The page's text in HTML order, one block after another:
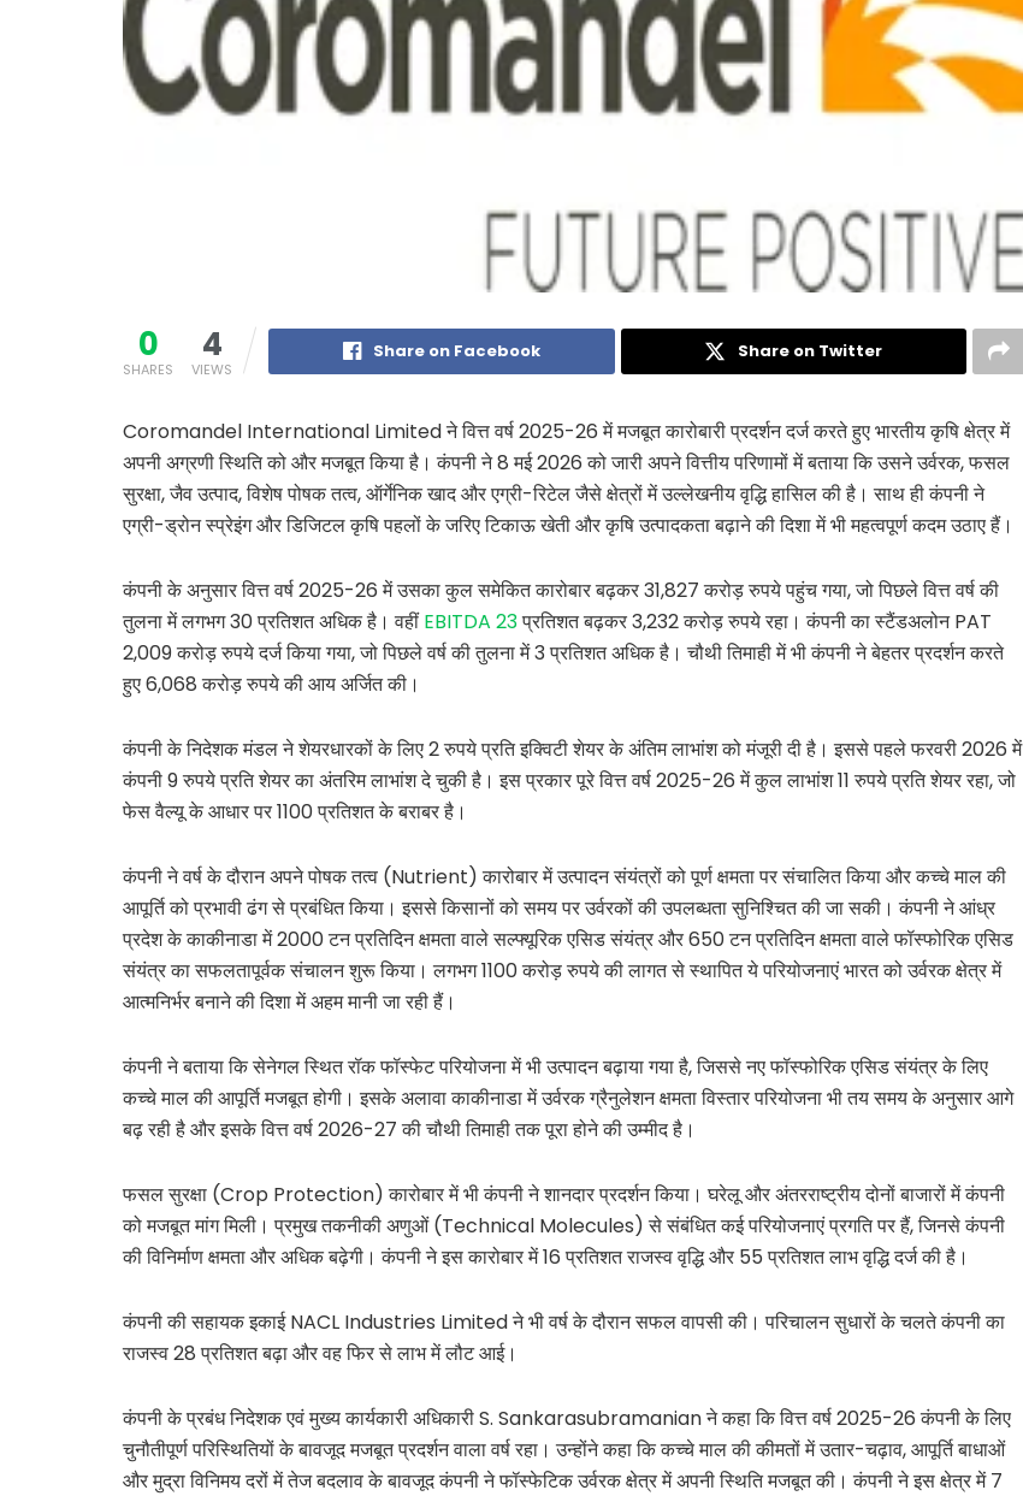
0
SHARES
4
VIEWS
Share on Facebook Share on Twitter
Coromandel International Limited ने वित्त वर्ष 2025-26 में मजबूत कारोबारी प्रदर्शन दर्ज करते हुए भारतीय कृषि क्षेत्र में
अपनी अग्रणी स्थिति को और मजबूत किया है। कंपनी ने 8 मई 2026 को जारी अपने वित्तीय परिणामों में बताया कि उसने उर्वरक, फसल
सुरक्षा, जैव उत्पाद, विशेष पोषक तत्व, ऑर्गेनिक खाद और एग्री-रिटेल जैसे क्षेत्रों में उल्लेखनीय वृद्धि हासिल की है। साथ ही कंपनी ने
एग्री-ड्रोन स्प्रेइंग और डिजिटल कृषि पहलों के जरिए टिकाऊ खेती और कृषि उत्पादकता बढ़ाने की दिशा में भी महत्वपूर्ण कदम उठाए हैं।
कंपनी के अनुसार वित्त वर्ष 2025-26 में उसका कुल समेकित कारोबार बढ़कर 31,827 करोड़ रुपये पहुंच गया, जो पिछले वित्त वर्ष की
तुलना में लगभग 30 प्रतिशत अधिक है। वहींEBITDA 23प्रतिशत बढ़कर 3,232 करोड़ रुपये रहा। कंपनी का स्टैंडअलोन PAT
2,009 करोड़ रुपये दर्ज किया गया, जो पिछले वर्ष की तुलना में 3 प्रतिशत अधिक है। चौथी तिमाही में भी कंपनी ने बेहतर प्रदर्शन करते
हुए 6,068 करोड़ रुपये की आय अर्जित की।
कंपनी के निदेशक मंडल ने शेयरधारकों के लिए 2 रुपये प्रति इक्विटी शेयर के अंतिम लाभांश को मंजूरी दी है। इससे पहले फरवरी 2026 में
कंपनी 9 रुपये प्रति शेयर का अंतरिम लाभांश दे चुकी है। इस प्रकार पूरे वित्त वर्ष 2025-26 में कुल लाभांश 11 रुपये प्रति शेयर रहा, जो
फेस वैल्यू के आधार पर 1100 प्रतिशत के बराबर है।
कंपनी ने वर्ष के दौरान अपने पोषक तत्व (Nutrient) कारोबार में उत्पादन संयंत्रों को पूर्ण क्षमता पर संचालित किया और कच्चे माल की
आपूर्ति को प्रभावी ढंग से प्रबंधित किया। इससे किसानों को समय पर उर्वरकों की उपलब्धता सुनिश्चित की जा सकी। कंपनी ने आंध्र
प्रदेश के काकीनाडा में 2000 टन प्रतिदिन क्षमता वाले सल्फ्यूरिक एसिड संयंत्र और 650 टन प्रतिदिन क्षमता वाले फॉस्फोरिक एसिड
संयंत्र का सफलतापूर्वक संचालन शुरू किया। लगभग 1100 करोड़ रुपये की लागत से स्थापित ये परियोजनाएं भारत को उर्वरक क्षेत्र में
आत्मनिर्भर बनाने की दिशा में अहम मानी जा रही हैं।
कंपनी ने बताया कि सेनेगल स्थित रॉक फॉस्फेट परियोजना में भी उत्पादन बढ़ाया गया है, जिससे नए फॉस्फोरिक एसिड संयंत्र के लिए
कच्चे माल की आपूर्ति मजबूत होगी। इसके अलावा काकीनाडा में उर्वरक ग्रैनुलेशन क्षमता विस्तार परियोजना भी तय समय के अनुसार आगे
बढ़ रही है और इसके वित्त वर्ष 2026-27 की चौथी तिमाही तक पूरा होने की उम्मीद है।
फसल सुरक्षा (Crop Protection) कारोबार में भी कंपनी ने शानदार प्रदर्शन किया। घरेलू और अंतरराष्ट्रीय दोनों बाजारों में कंपनी
को मजबूत मांग मिली। प्रमुख तकनीकी अणुओं (Technical Molecules) से संबंधित कई परियोजनाएं प्रगति पर हैं, जिनसे कंपनी
की विनिर्माण क्षमता और अधिक बढ़ेगी। कंपनी ने इस कारोबार में 16 प्रतिशत राजस्व वृद्धि और 55 प्रतिशत लाभ वृद्धि दर्ज की है।
कंपनी की सहायक इकाई NACL Industries Limited ने भी वर्ष के दौरान सफल वापसी की। परिचालन सुधारों के चलते कंपनी का
राजस्व 28 प्रतिशत बढ़ा और वह फिर से लाभ में लौट आई।
कंपनी के प्रबंध निदेशक एवं मुख्य कार्यकारी अधिकारी S. Sankarasubramanian ने कहा कि वित्त वर्ष 2025-26 कंपनी के लिए
चुनौतीपूर्ण परिस्थितियों के बावजूद मजबूत प्रदर्शन वाला वर्ष रहा। उन्होंने कहा कि कच्चे माल की कीमतों में उतार-चढ़ाव, आपूर्ति बाधाओं
और मुद्रा विनिमय दरों में तेज बदलाव के बावजूद कंपनी ने फॉस्फेटिक उर्वरक क्षेत्र में अपनी स्थिति मजबूत की। कंपनी ने इस क्षेत्र में 7